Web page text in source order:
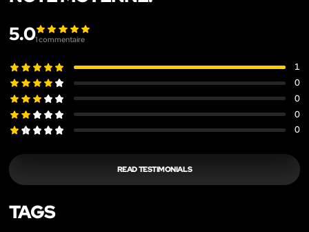
5.01commentaire
1
0
0
0
0
READ TESTIMONIALS
TAGS